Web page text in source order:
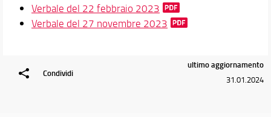
Per iscriversi
Per Laurearsi
Formazione sicurezza
Verbale del 22 febbraio 2023
Verbale del 27 novembre 2023
Condividi
ultimo aggiornamento
31.01.2024